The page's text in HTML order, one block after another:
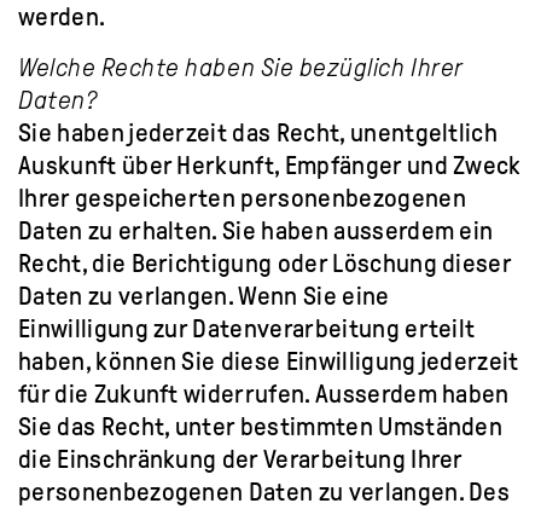
werden.
Welche Rechte haben Sie bezüglich Ihrer
Daten?
Sie haben jederzeit das Recht, unentgeltlich
Auskunft über Herkunft, Empfänger und Zweck
Ihrer gespeicherten personenbezogenen
Daten zu erhalten. Sie haben ausserdem ein
Recht, die Berichtigung oder Löschung dieser
Daten zu verlangen. Wenn Sie eine
Einwilligung zur Datenverarbeitung erteilt
haben, können Sie diese Einwilligung jederzeit
für die Zukunft widerrufen. Ausserdem haben
Sie das Recht, unter bestimmten Umständen
die Einschränkung der Verarbeitung Ihrer
personenbezogenen Daten zu verlangen. Des